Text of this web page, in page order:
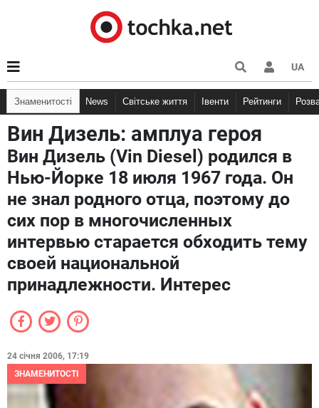
UA
Знаменитості News Світське життя Івенти Рейтинги
Вин Дизель: амплуа героя
Вин Дизель (Vin Diesel) родился в
Нью-Йорке 18 июля 1967 года. Он
не знал родного отца, поэтому до
сих пор в многочисленных
интервью старается обходить тему
своей национальной
принадлежности. Интерес
24 січня 2006, 17:19
ЗНАМЕНИТОСТІ